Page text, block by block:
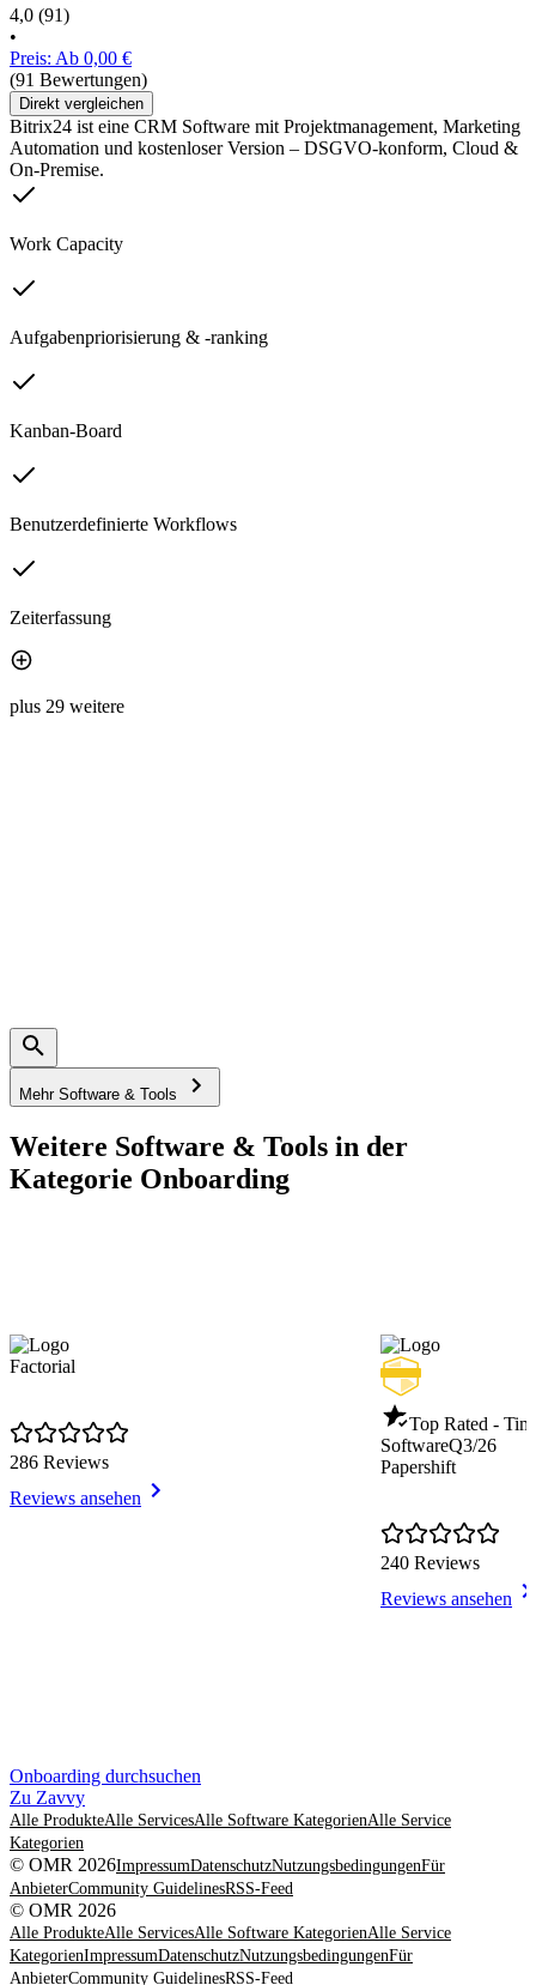
4,0 (91)
•
Preis: Ab 0,00 €
(91 Bewertungen)
Direkt vergleichen
Bitrix24 ist eine CRM Software mit Projektmanagement, Marketing
Automation und kostenloser Version – DSGVO-konform, Cloud &
On-Premise.
Work Capacity
Aufgabenpriorisierung & -ranking
Kanban-Board
Benutzerdefinierte Workflows
Zeiterfassung
plus 29 weitere
Mehr Software & Tools
Weitere Software & Tools in der
Kategorie Onboarding
Factorial
286 Reviews
Reviews ansehen
Top Rated -
SoftwareQ3/26
Papershift
240 Reviews
Reviews ansehen
Item
1
of
8
Onboarding durchsuchen
Zu Zavvy
Alle ProdukteAlle ServicesAlle Software KategorienAlle Service
Kategorien
© OMR 2026ImpressumDatenschutzNutzungsbedingungenFür
AnbieterCommunity GuidelinesRSS-Feed
© OMR 2026
Alle ProdukteAlle ServicesAlle Software KategorienAlle Service
KategorienImpressumDatenschutzNutzungsbedingungenFür
AnbieterCommunity GuidelinesRSS-Feed